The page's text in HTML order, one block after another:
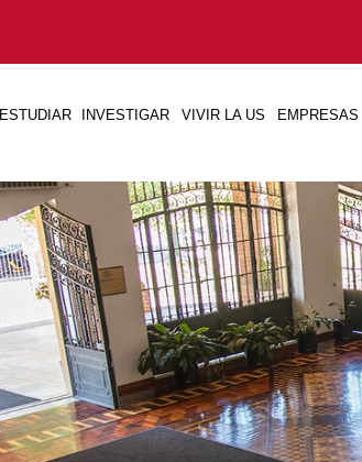
ESTUDIAR INVESTIGAR VIVIR LA US EMPRESAS